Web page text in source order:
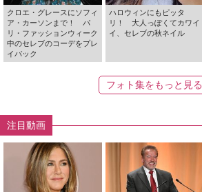
クロエ・グレースにソフィ
ア・カーソンまで！ パ
リ・ファッションウィーク
中のセレブのコーデをプレ
イバック
ハロウィンにもピッタ
リ！ 大人っぽくてカワイ
イ、セレブの秋ネイル
フォト集をもっと見る
注目動画